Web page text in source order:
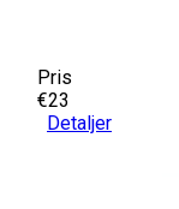
Pris
€23
Detaljer